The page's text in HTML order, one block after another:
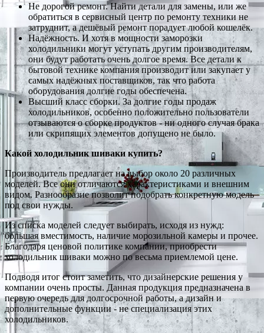
Не дорогой ремонт. Найти детали для замены, или же
обратиться в сервисный центр по ремонту техники не
затруднит, а дешёвый ремонт порадует любой кошелёк.
Надёжность. И хотя в мощности заморозки
холодильники могут уступать другим производителям,
они будут работать очень долгое время. Все детали к
бытовой технике компания производит или закупает у
самых надёжных поставщиков, так что работа
оборудования долгие годы обеспечена.
Высший класс сборки. За долгие годы продаж
холодильников, особенно положительно пользователи
отзываются о сборке продуктов - ни одного случая брака
или скрипящих элементов допущено не было.
Какой холодильник шиваки купить?
Производитель предлагает на выбор около 20 различных
моделей. Все они отличаются характеристиками и внешним
видом. Разнообразие позволит подобрать конкретную модель
под свои нужды.
Из списка моделей следует выбирать, исходя из нужд:
большая вместимость, наличие морозильной камеры и прочее.
Благодаря ценовой политике компании, приобрести
холодильник шиваки можно по весьма приемлемой цене.
Подводя итог стоит заметить, что дизайнерские решения у
компании очень просты. Данная продукция предназначена в
первую очередь для долгосрочной работы, а дизайн и
дополнительные функции - не специализация этих
холодильников.